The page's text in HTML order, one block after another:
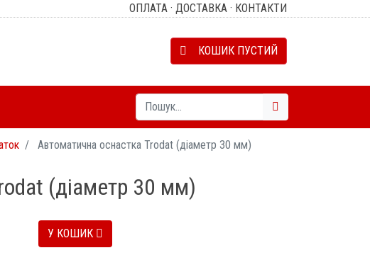
ОПЛАТА · ДОСТАВКА · КОНТАКТИ
КОШИК ПУСТИЙ
Автоматична оснастка Trodat (діаметр 30 мм)
(діаметр 30 мм)
У КОШИК